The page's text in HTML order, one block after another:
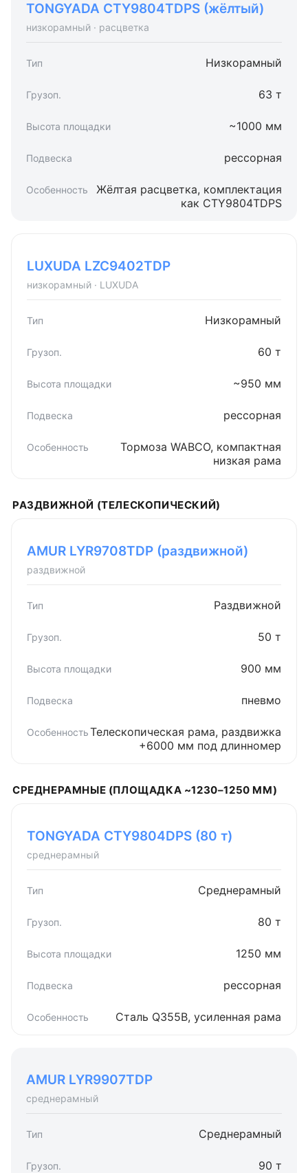
TONGYADA CTY9804TDPS (жёлтый)
низкорамный · расцветка
Низкорамный
63 т
~1000 мм
рессорная
Жёлтая расцветка, комплектация
как CTY9804TDPS
LUXUDA LZC9402TDP
низкорамный · LUXUDA
Низкорамный
60 т
~950 мм
рессорная
Тормоза WABCO, компактная
низкая рама
РАЗДВИЖНОЙ (ТЕЛЕСКОПИЧЕСКИЙ)
AMUR LYR9708TDP (раздвижной)
раздвижной
Раздвижной
50 т
900 мм
пневмо
Телескопическая рама, раздвижка
+6000 мм под длинномер
СРЕДНЕРАМНЫЕ (ПЛОЩАДКА ~1230–1250 ММ)
TONGYADA CTY9804DPS (80 т)
среднерамный
Среднерамный
80 т
1250 мм
рессорная
Сталь Q355B, усиленная рама
AMUR LYR9907TDP
среднерамный
Среднерамный
90 т